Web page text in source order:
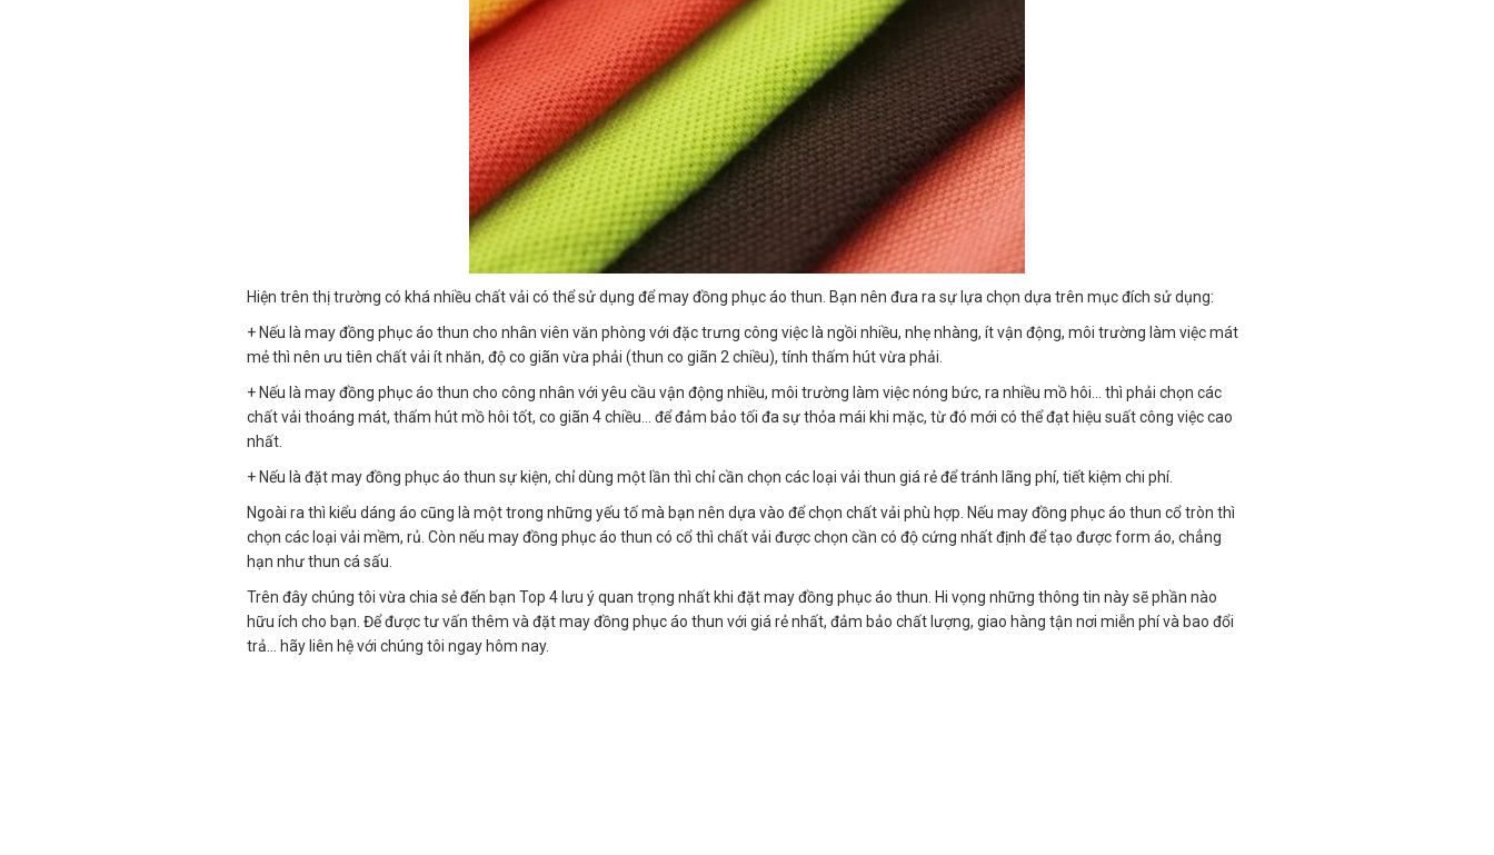
Hiện trên thị trường có khá nhiều chất vải có thể sử dụng để may đồng phục áo thun. Bạn nên đưa ra sự lựa chọn dựa trên mục đích sử dụng:
+ Nếu là may đồng phục áo thun cho nhân viên văn phòng với đặc trưng công việc là ngồi nhiều, nhẹ nhàng, ít vận động, môi trường làm việc mát
mẻ thì nên ưu tiên chất vải ít nhăn, độ co giãn vừa phải (thun co giãn 2 chiều), tính thấm hút vừa phải.
+ Nếu là may đồng phục áo thun cho công nhân với yêu cầu vận động nhiều, môi trường làm việc nóng bức, ra nhiều mồ hôi… thì phải chọn các
chất vải thoáng mát, thấm hút mồ hôi tốt, co giãn 4 chiều… để đảm bảo tối đa sự thỏa mái khi mặc, từ đó mới có thể đạt hiệu suất công việc cao
nhất.
+ Nếu là đặt may đồng phục áo thun sự kiện, chỉ dùng một lần thì chỉ cần chọn các loại vải thun giá rẻ để tránh lãng phí, tiết kiệm chi phí.
Ngoài ra thì kiểu dáng áo cũng là một trong những yếu tố mà bạn nên dựa vào để chọn chất vải phù hợp. Nếu may đồng phục áo thun cổ tròn thì
chọn các loại vải mềm, rủ. Còn nếu may đồng phục áo thun có cổ thì chất vải được chọn cần có độ cứng nhất định để tạo được form áo, chẳng
hạn như thun cá sấu.
Trên đây chúng tôi vừa chia sẻ đến bạn Top 4 lưu ý quan trọng nhất khi đặt may đồng phục áo thun. Hi vọng những thông tin này sẽ phần nào
hữu ích cho bạn. Để được tư vấn thêm và đặt may đồng phục áo thun với giá rẻ nhất, đảm bảo chất lượng, giao hàng tận nơi miễn phí và bao đổi
trả… hãy liên hệ với chúng tôi ngay hôm nay.